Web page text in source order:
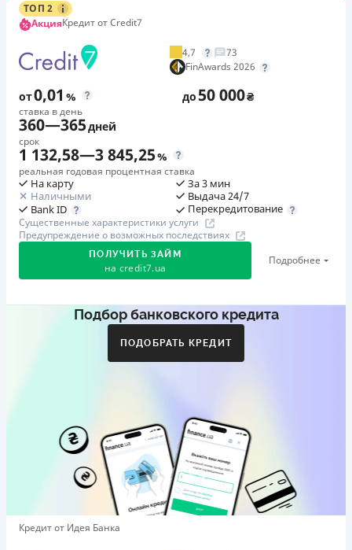
ТОП 2
АкцияКредит от Credit7
4,7
73
FinAwards 2026
от0,01 %
ставка в день
до50 000₴
360—365дней
срок
1 132,58—3 845,25%
реальная годовая процентная ставка
На карту
Наличными
Bank ID
За 3 мин
Выдача 24/7
Перекредитование
Существенные характеристики услуги
Предупреждение о возможных последствиях
ПОЛУЧИТЬ ЗАЙМ
на credit7.ua
Подробнее
Акция: «Кешбэк за друга»
друг регистрируется и получает первый кредит (от
Бронзовый призер FinAwards 2026 «Лучшая программа
лояльности»
Первый займ
от 0,01%/день до 30 000 ₴
Повторный займ
Подбор банковского кредита
ПОДОБРАТЬ КРЕДИТ
Кредит от Идея Банка